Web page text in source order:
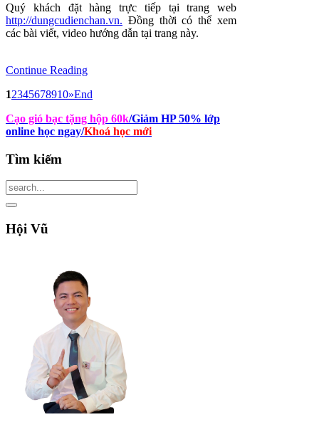
Quý khách đặt hàng trực tiếp tại trang web
http://dungcudienchan.vn. Đồng thời có thể xem
các bài viết, video hướng dẫn tại trang này.
Continue Reading
12345678910»End
Cạo gió bạc tặng hộp 60k/Giảm HP 50% lớp
online học ngay/Khoá học mới
Tìm kiếm
Hội Vũ